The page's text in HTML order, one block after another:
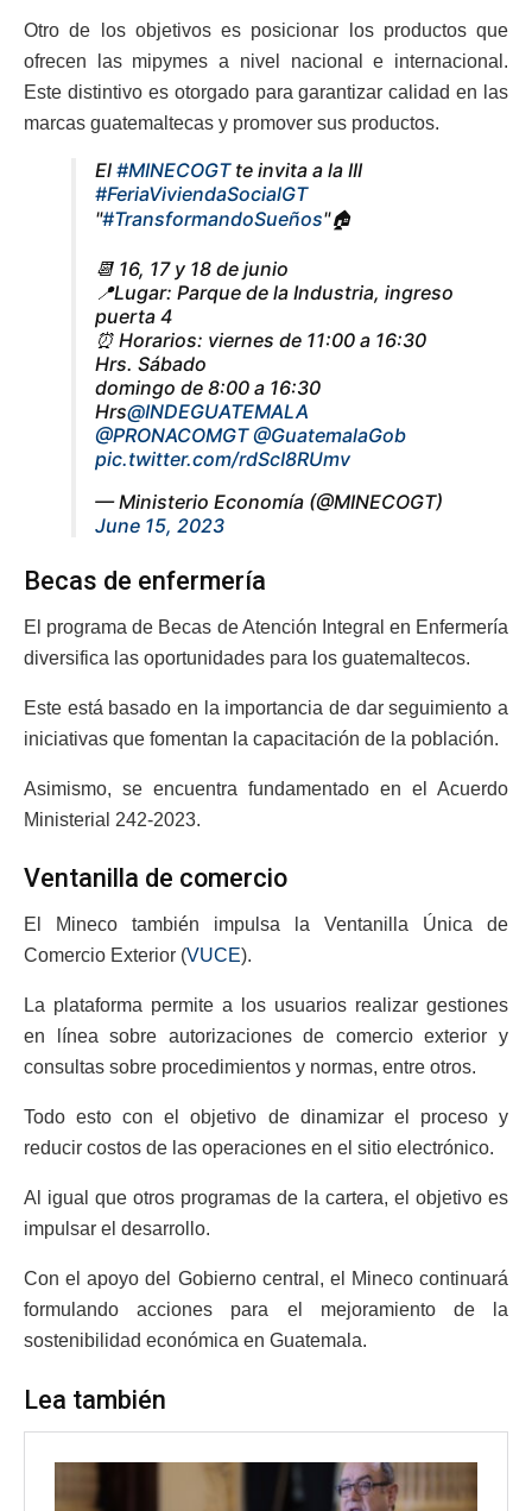
Otro de los objetivos es posicionar los productos que
ofrecen las mipymes a nivel nacional e internacional.
Este distintivo es otorgado para garantizar calidad en las
marcas guatemaltecas y promover sus productos.
El #MINECOGTte invita a la III
#FeriaViviendaSocialGT
"#TransformandoSueños"🏠
📆 16, 17 y 18 de junio
📍Lugar: Parque de la Industria, ingreso
puerta 4
⏰ Horarios: viernes de 11:00 a 16:30
Hrs. Sábado
domingo de 8:00 a 16:30
Hrs@INDEGUATEMALA
@PRONACOMGT @GuatemalaGob
pic.twitter.com/rdScI8RUmv
— Ministerio Economía (@MINECOGT)
June 15, 2023
Becas de enfermería
El programa de Becas de Atención Integral en Enfermería
diversifica las oportunidades para los guatemaltecos.
Este está basado en la importancia de dar seguimiento a
iniciativas que fomentan la capacitación de la población.
Asimismo, se encuentra fundamentado en el Acuerdo
Ministerial 242-2023.
Ventanilla de comercio
El Mineco también impulsa la Ventanilla Única de
Comercio Exterior (VUCE).
La plataforma permite a los usuarios realizar gestiones
en línea sobre autorizaciones de comercio exterior y
consultas sobre procedimientos y normas, entre otros.
Todo esto con el objetivo de dinamizar el proceso y
reducir costos de las operaciones en el sitio electrónico.
Al igual que otros programas de la cartera, el objetivo es
impulsar el desarrollo.
Con el apoyo del Gobierno central, el Mineco continuará
formulando acciones para el mejoramiento de la
sostenibilidad económica en Guatemala.
Lea también